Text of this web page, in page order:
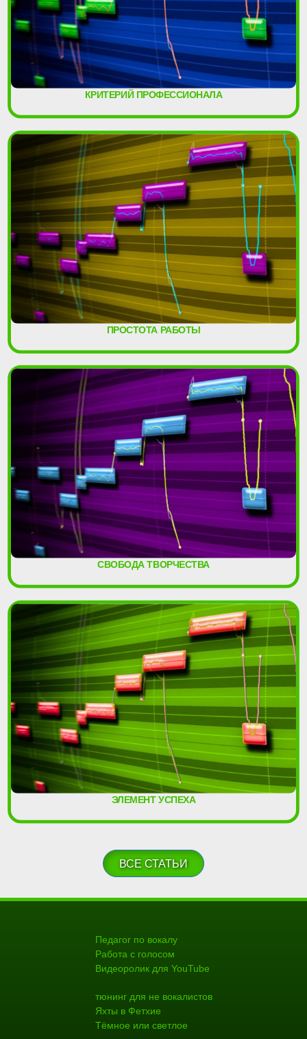
КРИТЕРИЙ ПРОФЕССИОНАЛА
ПРОСТОТА РАБОТЫ
СВОБОДА ТВОРЧЕСТВА
ЭЛЕМЕНТ УСПЕХА
ВСЕ СТАТЬИ
Педагог по вокалу
Работа с голосом
Видеоролик для YouTube
тюнинг для не вокалистов
Яхты в Фетхие
Тёмное или светлое